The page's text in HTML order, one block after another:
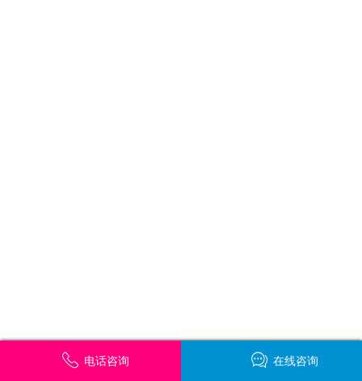
电话咨询 在线咨询